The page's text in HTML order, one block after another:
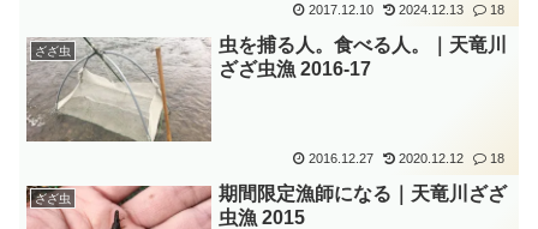
2017.12.10 2024.12.13 18
ざざ虫
虫を捕る人。食べる人。｜天竜川
ざざ虫漁 2016-17
2016.12.27 2020.12.12 18
ざざ虫
期間限定漁師になる｜天竜川ざざ
虫漁 2015